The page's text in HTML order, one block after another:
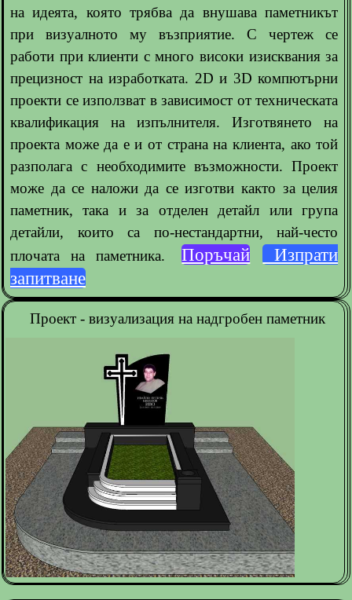
на идеята, която трябва да внушава паметникът
при визуалното му възприятие. С чертеж се
работи при клиенти с много високи изисквания за
прецизност на изработката. 2D и 3D компютърни
проекти се използват в зависимост от техническата
квалификация на изпълнителя. Изготвянето на
проекта може да е и от страна на клиента, ако той
разполага с необходимите възможности. Проект
може да се наложи да се изготви както за целия
паметник, така и за отделен детайл или група
детайли, които са по-нестандартни, най-често
плочата на паметника.
Поръчай
Изпрати
запитване
Проект - визуализация на надгробен паметник